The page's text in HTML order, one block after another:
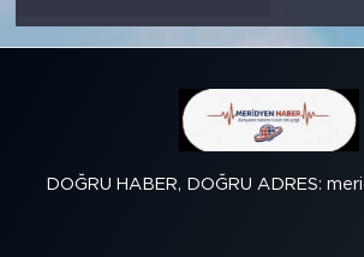
DOĞRU HABER, DOĞRU ADRES: